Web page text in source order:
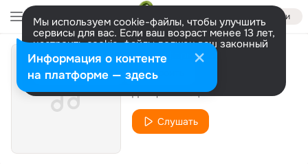
Войти
Мы используем cookie-файлы, чтобы улучшить
сервисы для вас. Если ваш возраст менее 13 лет,
настроить cookie-файлы должен ваш законный
представитель. Больше информации
Разрешить все Настроить
Танцы с волками
Дмитрий Умецкий
Слушать
Информация о контенте
на платформе — здесь